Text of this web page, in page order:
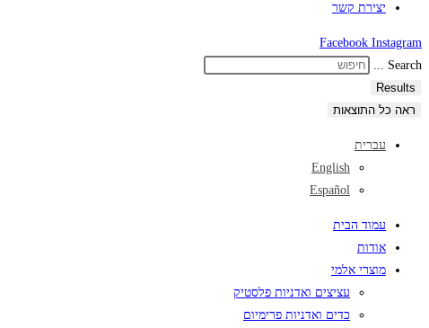
יצירת קשר
Facebook Instagram
Search ...
Results
ראה כל התוצאות
עברית
English
Español
עמוד הבית
אודות
מוצרי אלמי
עציצים ואדניות פלסטיק
כדים ואדניות פרימיום